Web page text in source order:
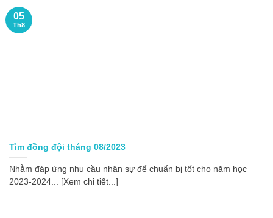
Tìm đồng đội tháng 08/2023
Nhằm đáp ứng nhu cầu nhân sự để chuẩn bị tốt cho năm học
2023-2024... [Xem chi tiết...]
05
Th8